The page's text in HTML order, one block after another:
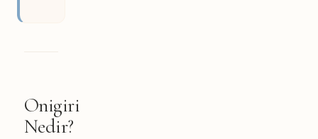
Onigiri
Nedir?